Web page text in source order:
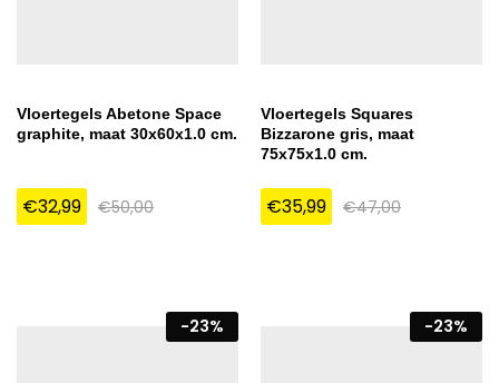
Vloertegels Abetone Space
graphite, maat 30x60x1.0 cm.
€32,99 €50,00
Vloertegels Squares
Bizzarone gris, maat
75x75x1.0 cm.
€35,99 €47,00
-23% -23%